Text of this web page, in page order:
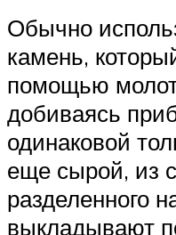
Обычно
камень,
помощью
добиваясь
одинаковой
еще сырой, из
разделенного
выкладывают